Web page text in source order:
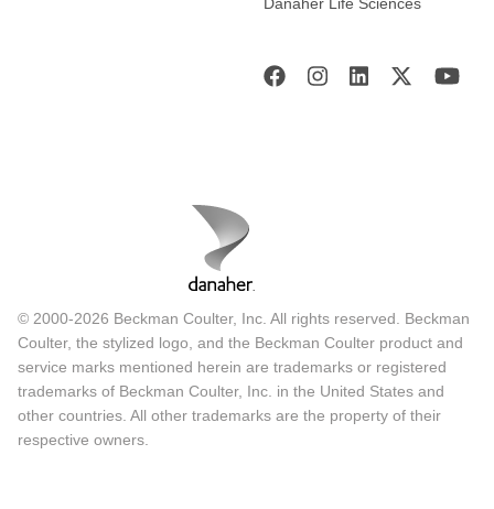
© 2000-2026 Beckman Coulter, Inc. All rights reserved. Beckman
Coulter, the stylized logo, and the Beckman Coulter product and
service marks mentioned herein are trademarks or registered
trademarks of Beckman Coulter, Inc. in the United States and
other countries. All other trademarks are the property of their
respective owners.